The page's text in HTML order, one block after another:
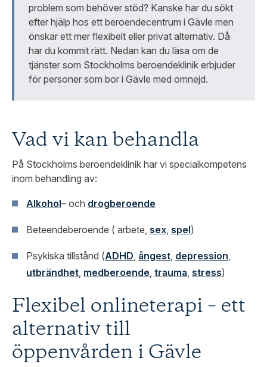
problem som behöver stöd? Kanske har du sökt
efter hjälp hos ett beroendecentrum i Gävle men
önskar ett mer flexibelt eller privat alternativ. Då
har du kommit rätt. Nedan kan du läsa om de
tjänster som Stockholms beroendeklinik erbjuder
för personer som bor i Gävle med omnejd.
Vad vi kan behandla
På Stockholms beroendeklinik har vi specialkompetens
inom behandling av:
Alkohol– och drogberoende
Beteendeberoende ( arbete, sex spel)
Psykiska tillstånd (ADHD ångest depression
utbrändhet medberoende trauma stress)
Flexibel onlineterapi – ett
alternativ till
öppenvården i Gävle